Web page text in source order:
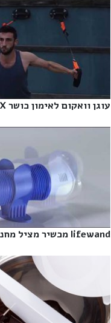
עוגן וואקום לאימון כושר TRX - גרבו‎
lifewand מכשיר מציל מחנק‎